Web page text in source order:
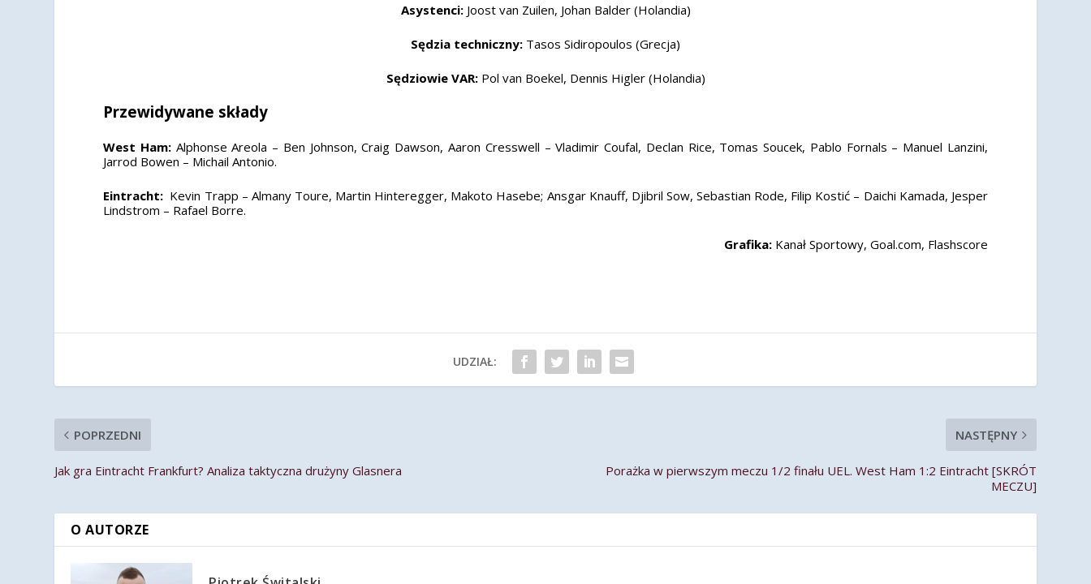
Asystenci: Joost van Zuilen, Johan Balder (Holandia)
Sędzia techniczny: Tasos Sidiropoulos (Grecja)
Sędziowie VAR: Pol van Boekel, Dennis Higler (Holandia)
Przewidywane składy
West Ham: Alphonse Areola – Ben Johnson, Craig Dawson, Aaron Cresswell – Vladimir Coufal, Declan Rice, Tomas Soucek, Pablo Fornals – Manuel Lanzini,
Jarrod Bowen – Michail Antonio.
Eintracht: Kevin Trapp – Almany Toure, Martin Hinteregger, Makoto Hasebe; Ansgar Knauff, Djibril Sow, Sebastian Rode, Filip Kostić – Daichi Kamada, Jesper
Lindstrom – Rafael Borre.
Grafika:Kanał Sportowy, Goal.com, Flashscore
UDZIAŁ:
POPRZEDNI
Jak gra Eintracht Frankfurt? Analiza taktyczna drużyny Glasnera
NASTĘPNY
Porażka w pierwszym meczu 1/2 finału UEL. West Ham 1:2 Eintracht [SKRÓT
MECZU]
O AUTORZE